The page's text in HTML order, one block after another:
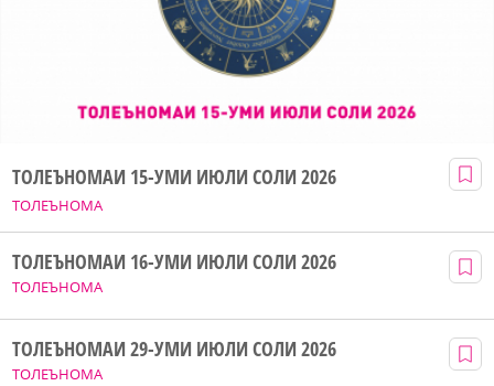
ТОЛЕЪНОМА
ТОЛЕЪНОМАИ 15-УМИ ИЮЛИ СОЛИ 2026
ТОЛЕЪНОМА
ТОЛЕЪНОМАИ 16-УМИ ИЮЛИ СОЛИ 2026
ТОЛЕЪНОМА
ТОЛЕЪНОМАИ 29-УМИ ИЮЛИ СОЛИ 2026